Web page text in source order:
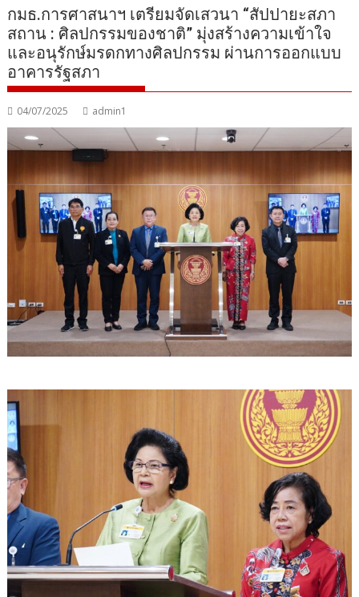
กมธ.การศาสนาฯ เตรียมจัดเสวนา “สัปปายะสภา
สถาน : ศิลปกรรมของชาติ” มุ่งสร้างความเข้าใจ
และอนุรักษ์มรดกทางศิลปกรรม ผ่านการออกแบบ
อาคารรัฐสภา
04/07/2025 admin1